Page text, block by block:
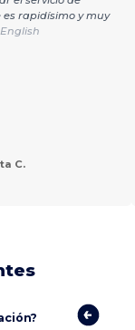
rapidísimo y muy
C.